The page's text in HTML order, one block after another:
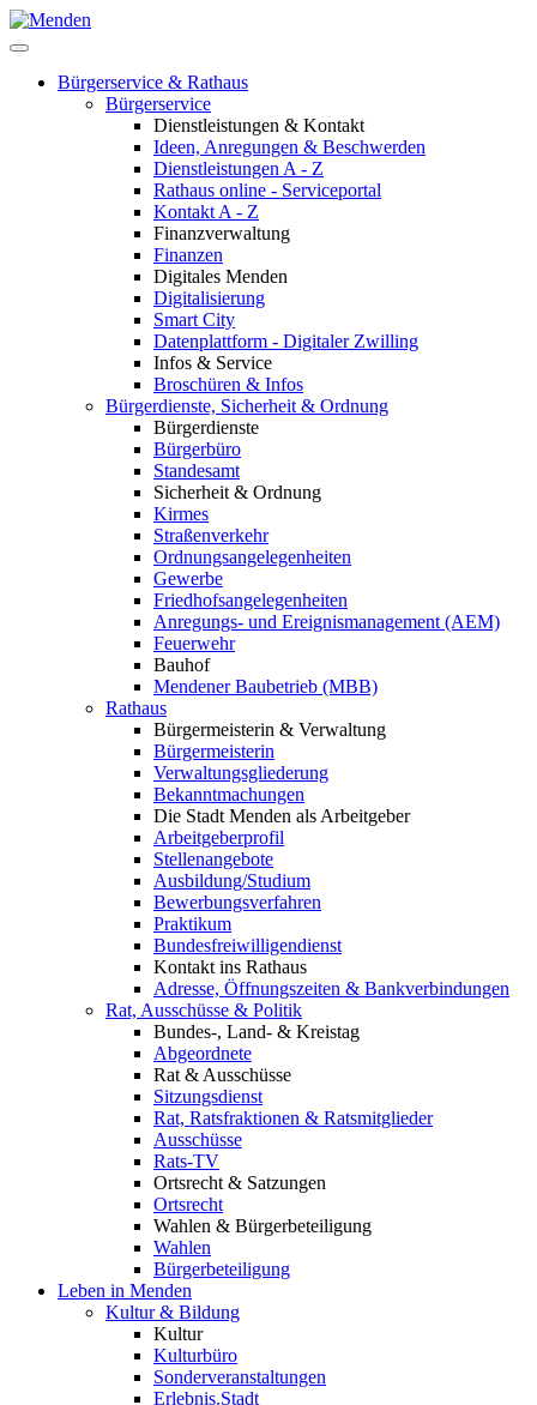
Bürgerservice & Rathaus
Bürgerservice
Dienstleistungen & Kontakt
Ideen, Anregungen & Beschwerden
Dienstleistungen A - Z
Rathaus online - Serviceportal
Kontakt A - Z
Finanzverwaltung
Finanzen
Digitales Menden
Digitalisierung
Smart City
Datenplattform - Digitaler Zwilling
Infos & Service
Broschüren & Infos
Bürgerdienste, Sicherheit & Ordnung
Bürgerdienste
Bürgerbüro
Standesamt
Sicherheit & Ordnung
Kirmes
Straßenverkehr
Ordnungsangelegenheiten
Gewerbe
Friedhofsangelegenheiten
Anregungs- und Ereignismanagement (AEM)
Feuerwehr
Bauhof
Mendener Baubetrieb (MBB)
Rathaus
Bürgermeisterin & Verwaltung
Bürgermeisterin
Verwaltungsgliederung
Bekanntmachungen
Die Stadt Menden als Arbeitgeber
Arbeitgeberprofil
Stellenangebote
Ausbildung/Studium
Bewerbungsverfahren
Praktikum
Bundesfreiwilligendienst
Kontakt ins Rathaus
Adresse, Öffnungszeiten & Bankverbindungen
Rat, Ausschüsse & Politik
Bundes-, Land- & Kreistag
Abgeordnete
Rat & Ausschüsse
Sitzungsdienst
Rat, Ratsfraktionen & Ratsmitglieder
Ausschüsse
Rats-TV
Ortsrecht & Satzungen
Ortsrecht
Wahlen & Bürgerbeteiligung
Wahlen
Bürgerbeteiligung
Leben in Menden
Kultur & Bildung
Kultur
Kulturbüro
Sonderveranstaltungen
Erlebnis.Stadt